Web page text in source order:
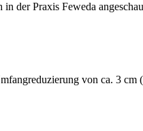
der Praxis Feweda
von ca. 3